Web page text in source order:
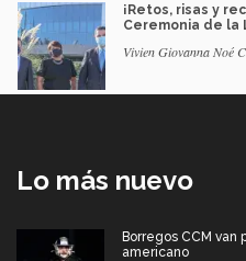
¡Retos, risas y
Ceremonia de la
Vivien Giovanna Noé
Lo más nuevo
Borregos CCM van
americano